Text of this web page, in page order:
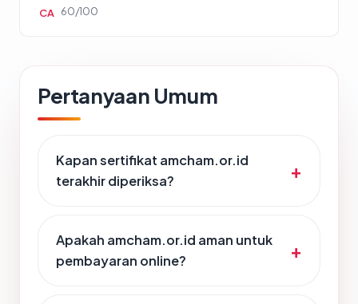
CA 60/100
Pertanyaan Umum
Kapan sertifikat amcham.or.id
terakhir diperiksa?
Apakah amcham.or.id aman untuk
pembayaran online?